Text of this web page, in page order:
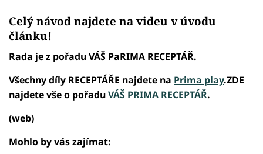
Celý návod najdete na videu v úvodu
článku!
Rada je z pořadu VÁŠ PaRIMA RECEPTÁŘ.
Všechny díly RECEPTÁŘE najdete na Prima play.ZDE
najdete vše o pořaduVÁŠ PRIMA RECEPTÁŘ.
(web)
Mohlo by vás zajímat: